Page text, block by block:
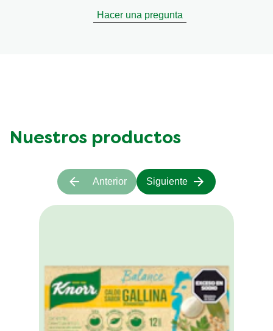
Hacer una pregunta
Nuestros productos
Anterior Siguiente